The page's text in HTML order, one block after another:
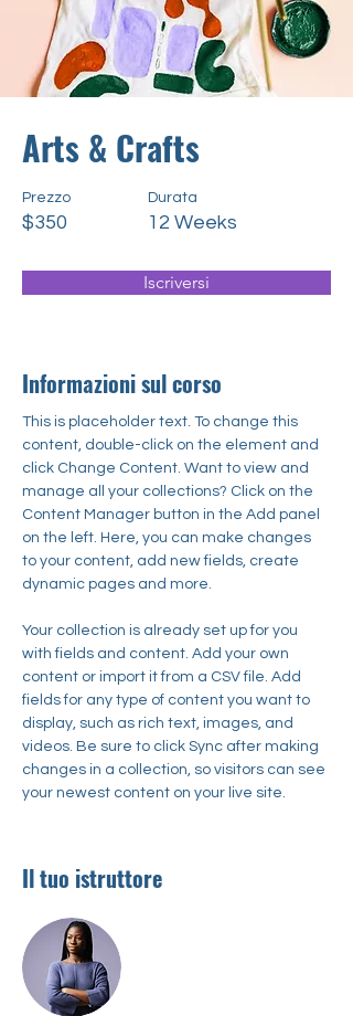
Arts & Crafts
Prezzo
$350
Durata
12 Weeks
Iscriversi
Informazioni sul corso
This is placeholder text. To change this
content, double-click on the element and
click Change Content. Want to view and
manage all your collections? Click on the
Content Manager button in the Add panel
on the left. Here, you can make changes
to your content, add new fields, create
dynamic pages and more.
Your collection is already set up for you
with fields and content. Add your own
content or import it from a CSV file. Add
fields for any type of content you want to
display, such as rich text, images, and
videos. Be sure to click Sync after making
changes in a collection, so visitors can see
your newest content on your live site.
Il tuo istruttore